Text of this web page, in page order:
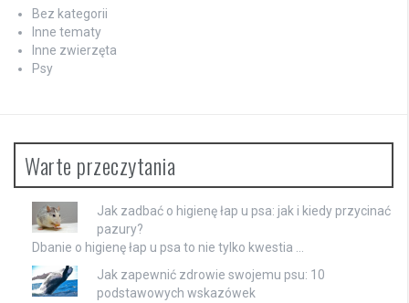
Bez kategorii
Inne tematy
Inne zwierzęta
Psy
Warte przeczytania
Jak zadbać o higienę łap u psa: jak i kiedy przycinać
pazury?
Dbanie o higienę łap u psa to nie tylko kwestia …
Jak zapewnić zdrowie swojemu psu: 10
podstawowych wskazówek